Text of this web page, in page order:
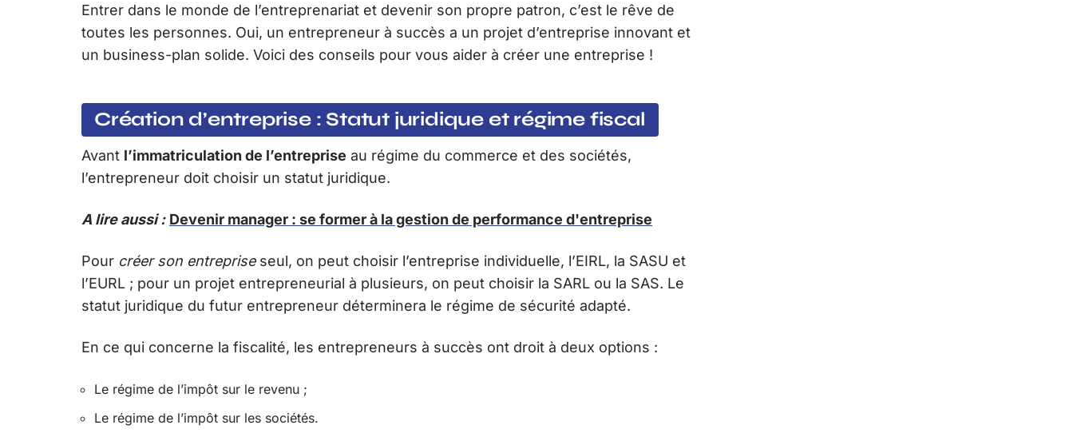
Entrer dans le monde de l’entreprenariat et devenir son propre patron, c’est le rêve de
toutes les personnes. Oui, un entrepreneur à succès a un projet d’entreprise innovant et
un business-plan solide. Voici des conseils pour vous aider à créer une entreprise !
Création d’entreprise : Statut juridique et régime fiscal
Avant l’immatriculation de l’entreprise au régime du commerce et des sociétés,
l’entrepreneur doit choisir un statut juridique.
A lire aussi : Devenir manager : se former à la gestion de performance d'entreprise
Pour créer son entrepriseseul, on peut choisir l’entreprise individuelle, l’EIRL, la SASU et
l’EURL ; pour un projet entrepreneurial à plusieurs, on peut choisir la SARL ou la SAS. Le
statut juridique du futur entrepreneur déterminera le régime de sécurité adapté.
En ce qui concerne la fiscalité, les entrepreneurs à succès ont droit à deux options :
Le régime de l’impôt sur le revenu ;
Le régime de l’impôt sur les sociétés.